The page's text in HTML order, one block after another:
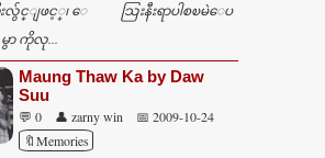
လွ်င္ျဖင့္၊ ေသြးနီးရာပါစၿမဲေပ
ာ ကိုလု...
Maung Thaw Ka by Daw
Suu
💬 0 👤 zarny win
📅 2009-10-24
🔖Memories